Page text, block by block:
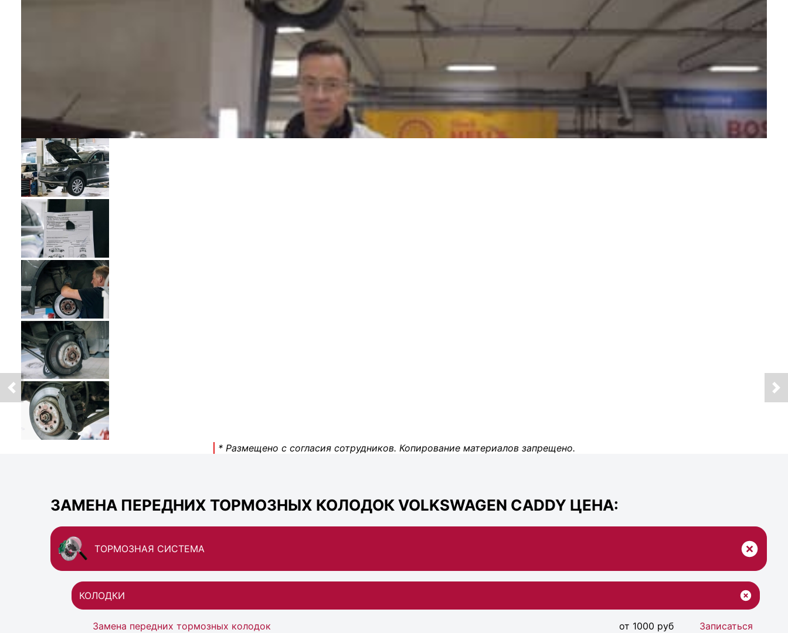
* Размещено с согласия сотрудников. Копирование материалов запрещено.
ЗАМЕНА ПЕРЕДНИХ ТОРМОЗНЫХ КОЛОДОК VOLKSWAGEN CADDY ЦЕНА:
ТОРМОЗНАЯ СИСТЕМА
КОЛОДКИ
Замена передних тормозных колодок от 1000 руб
Записаться